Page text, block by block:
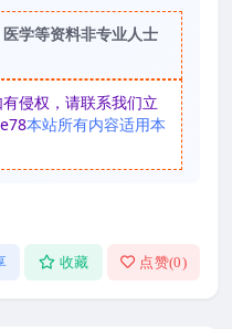
学等资料非专业人士
侵权，请联系我们立
本站所有内容适用本
收藏 点赞(0)